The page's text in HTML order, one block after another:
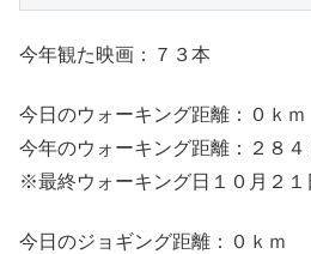
今年観た映画：７３本
今日のウォーキング距離：０ｋｍ
今年のウォーキング距離：２８４
※最終ウォーキング日１０月２１
今日のジョギング距離：０ｋｍ